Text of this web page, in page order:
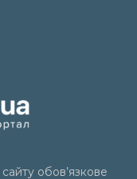
обов’язкове